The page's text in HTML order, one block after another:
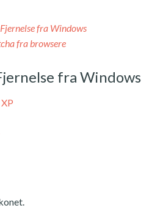
fra Windows
fra browsere
fra Windows